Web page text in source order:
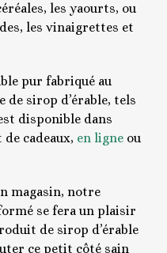
les yaourts, ou
les vinaigrettes et
pur fabriqué au
de sirop d’érable, tels
disponible dans
cadeaux, en ligne ou
magasin, notre
se fera un plaisir
de sirop d’érable
ce petit côté sain